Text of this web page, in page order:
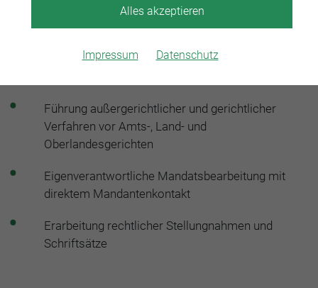
Alles akzeptieren
Impressum Datenschutz
Angelegenheiten des allgemeinen Zivilrechts
(Vertragsrecht, Schadensersatzrecht, Kaufrecht,
Führung außergerichtlicher und gerichtlicher
Verfahren vor Amts-, Land- und
Oberlandesgerichten
Eigenverantwortliche Mandatsbearbeitung mit
direktem Mandantenkontakt
Erarbeitung rechtlicher Stellungnahmen und
Schriftsätze